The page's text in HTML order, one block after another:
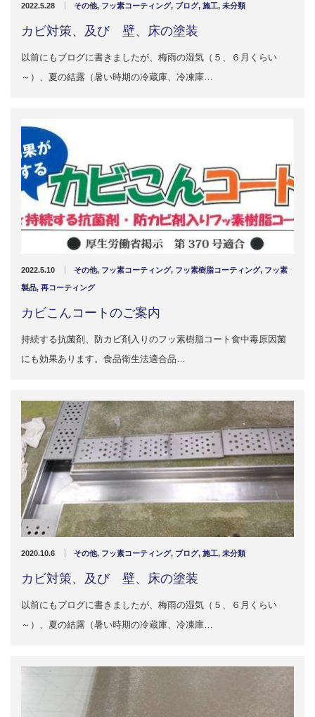
2022.5.28 その他, フッ素コーティング, ブログ, 施工, 未分類
カビ対策、及び 壁、床の塗装
以前にもブログに書きましたが、梅雨の湿気（５、６月くらい
～）、夏の結露（暑い時期の冷蔵庫、冷凍庫…
2022.5.10 その他, フッ素コーティング, フッ素樹脂コーティング, フッ素
製品, 再コーティング
カビこんコートのご案内
持続する抗菌剤、防カビ剤入りのフッ素樹脂コート食中毒原因菌
にも効果あります。食品衛生法適合品…
2020.10.6 その他, フッ素コーティング, ブログ, 施工, 未分類
カビ対策、及び 壁、床の塗装
以前にもブログに書きましたが、梅雨の湿気（５、６月くらい
～）、夏の結露（暑い時期の冷蔵庫、冷凍庫…